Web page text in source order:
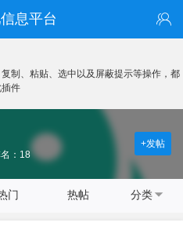
息平台
制、粘贴、选中以及屏蔽提示等操作，都
件
：18
+发帖
门 热帖 分类